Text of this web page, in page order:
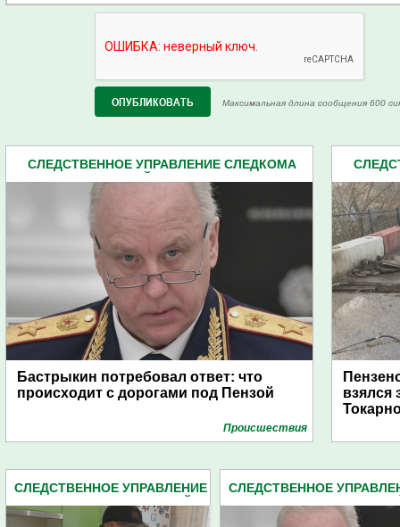
Максимальная длина сообщения 600
СЛЕДСТВЕННОЕ УПРАВЛЕНИЕ СЛЕДКОМА
Бастрыкин потребовал ответ: что
происходит с дорогами под Пензой
Проиcшествия
взялся
СЛЕДСТВЕННОЕ УПРАВЛЕНИЕ
ОБЛАСТИ (2162)
СЛЕДСТВЕННОЕ
ОБЛАСТИ (2162)